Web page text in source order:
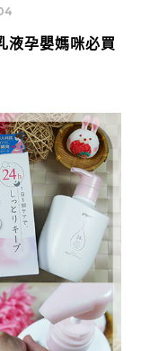
液孕嬰媽咪必買